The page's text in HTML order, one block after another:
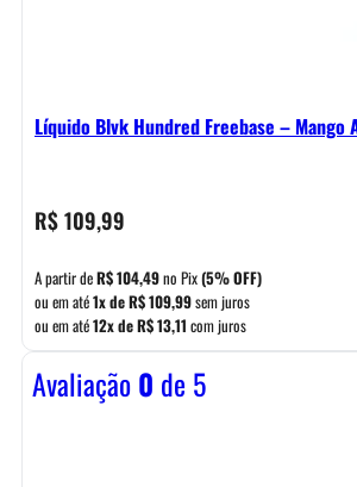
Líquido Blvk Hundred Freebase – Mango
R$109,99
A partir deR$104,49no Pix(5% OFF)
ou em até1x deR$109,99sem juros
ou em até12x deR$13,11 com juros
Avaliação0 de 5